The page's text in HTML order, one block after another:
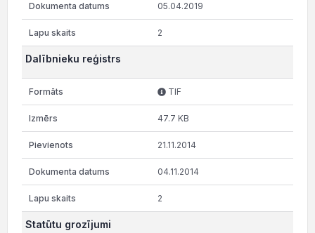
05.04.2019
2
Dalībnieku reģistrs
TIF
47.7 KB
21.11.2014
04.11.2014
2
Statūtu grozījumi